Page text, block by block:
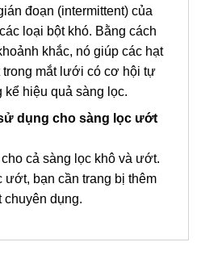
đoạn (intermittent) của
loại bột khó. Bằng cách
khắc, nó giúp các hạt
trong mắt lưới có cơ hội tự
kể hiệu quả sàng lọc.
dụng cho sàng lọc ướt
cả sàng lọc khô và ướt.
bạn cần trang bị thêm
dụng.